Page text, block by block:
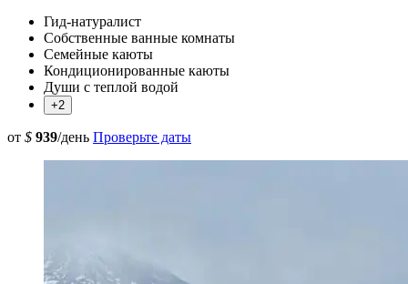
Гид-натуралист
Собственные ванные комнаты
Семейные каюты
Кондиционированные каюты
Души с теплой водой
+2
от $ 939/день Проверьте даты